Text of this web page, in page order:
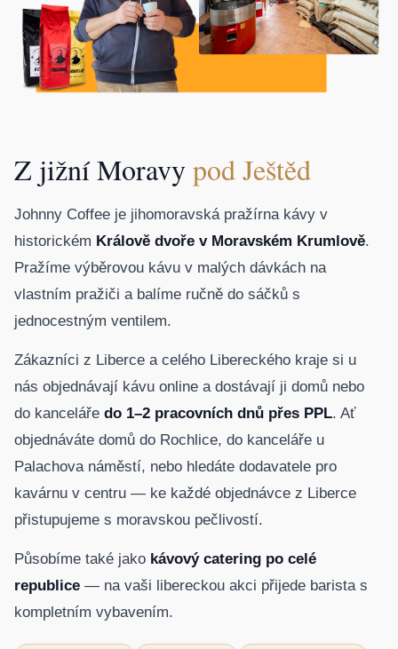
Z jižní Moravypod Ještěd
Johnny Coffee je jihomoravská pražírna kávy v
historickém Králově dvoře v Moravském Krumlově.
Pražíme výběrovou kávu v malých dávkách na
vlastním pražiči a balíme ručně do sáčků s
jednocestným ventilem.
Zákazníci z Liberce a celého Libereckého kraje si u
nás objednávají kávu online a dostávají ji domů nebo
do kanceláře do 1–2 pracovních dnů přes PPL. Ať
objednáváte domů do Rochlice, do kanceláře u
Palachova náměstí, nebo hledáte dodavatele pro
kavárnu v centru — ke každé objednávce z Liberce
přistupujeme s moravskou pečlivostí.
Působíme také jako kávový catering po celé
republice — na vaši libereckou akci přijede barista s
kompletním vybavením.